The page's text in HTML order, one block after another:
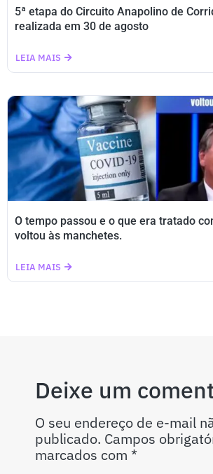
5ª etapa do Circuito Anapolino de
realizada em 30 de agosto
LEIA MAIS
O tempo passou e o que era tratado
voltou às manchetes.
LEIA MAIS
Deixe um
O seu endereço de e-mail
publicado. Campos
marcados com *